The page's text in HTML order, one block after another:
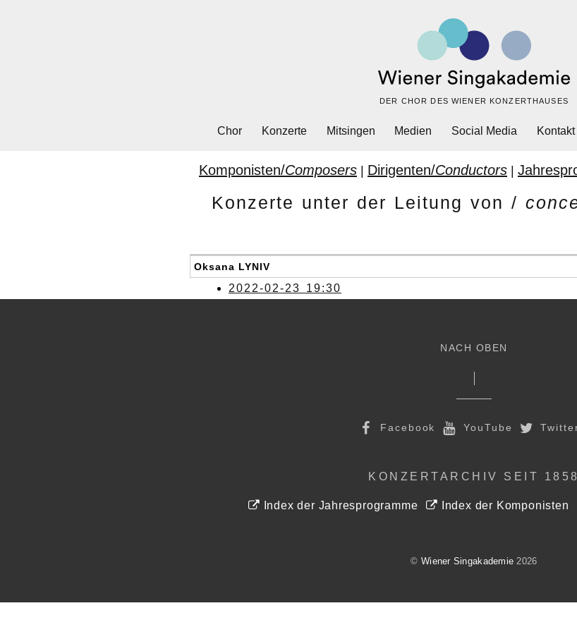
DER CHOR DES WIENER KONZERTHAUSES
Chor Konzerte Mitsingen Medien Social Media Kontakt
Komponisten/Composers | Dirigenten/Conductors |
Konzerte unter der Leitung von /
Oksana LYNIV
2022-02-23 19:30
NACH OBEN
Facebook YouTube
KONZERTARCHIV SEIT 1858
Index der Jahresprogramme Index der Komponisten
©Wiener Singakademie 2026